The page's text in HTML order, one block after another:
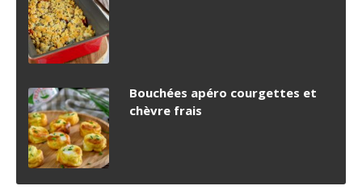
Bouchées apéro courgettes et
chèvre frais